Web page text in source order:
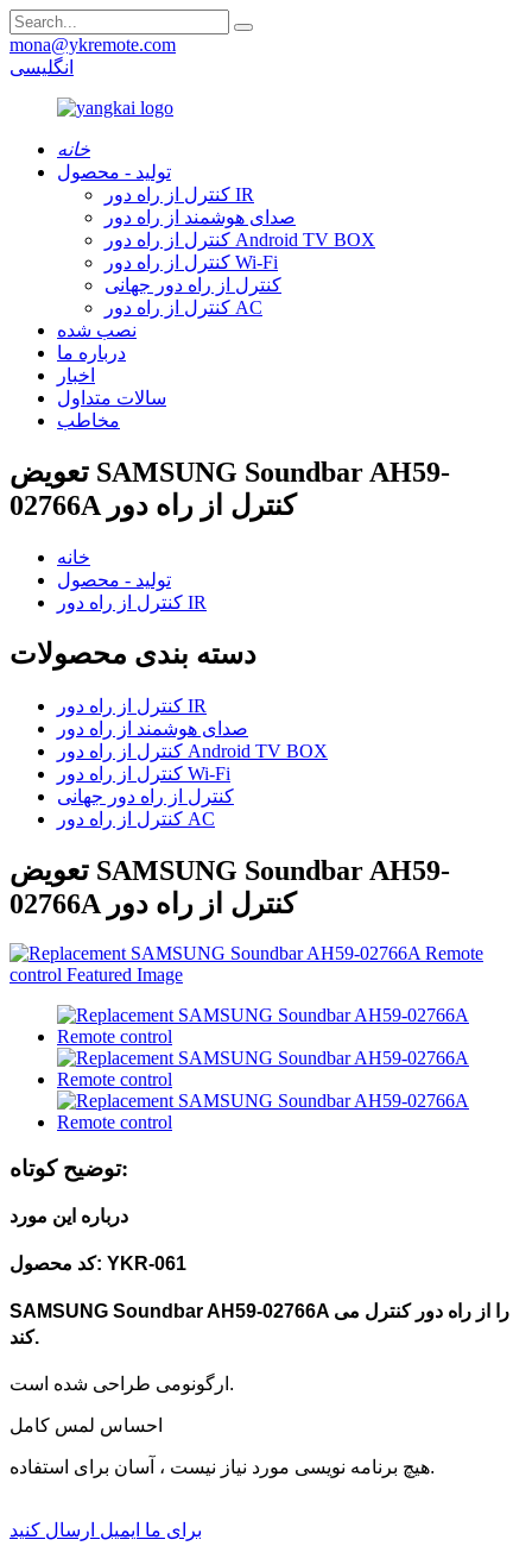
mona@ykremote.com
انگلیسی
خانه
تولید - محصول
کنترل از راه دور IR
صدای هوشمند از راه دور
کنترل از راه دور Android TV BOX
کنترل از راه دور Wi-Fi
کنترل از راه دور جهانی
کنترل از راه دور AC
نصب شده
درباره ما
اخبار
سالات متداول
مخاطب
تعویض SAMSUNG Soundbar AH59-
02766A کنترل از راه دور
خانه
تولید - محصول
کنترل از راه دور IR
دسته بندی محصولات
کنترل از راه دور IR
صدای هوشمند از راه دور
کنترل از راه دور Android TV BOX
کنترل از راه دور Wi-Fi
کنترل از راه دور جهانی
کنترل از راه دور AC
تعویض SAMSUNG Soundbar AH59-
02766A کنترل از راه دور
توضیح کوتاه:
درباره این مورد
کد محصول: YKR-061
SAMSUNG Soundbar AH59-02766A را از راه دور کنترل می
کند.
ارگونومی طراحی شده است.
احساس لمس کامل
هیچ برنامه نویسی مورد نیاز نیست ، آسان برای استفاده.
برای ما ایمیل ارسال کنید